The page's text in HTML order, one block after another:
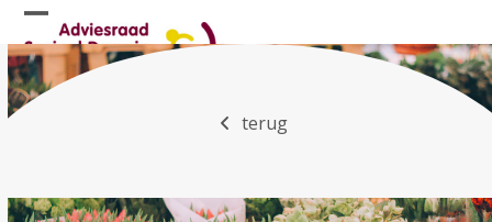
Skip
to
content
Open
mobile
menu
Close
mobile
menu
terug